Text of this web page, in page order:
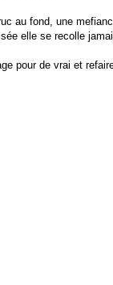
au fond, une
elle se recolle
pour de vrai et